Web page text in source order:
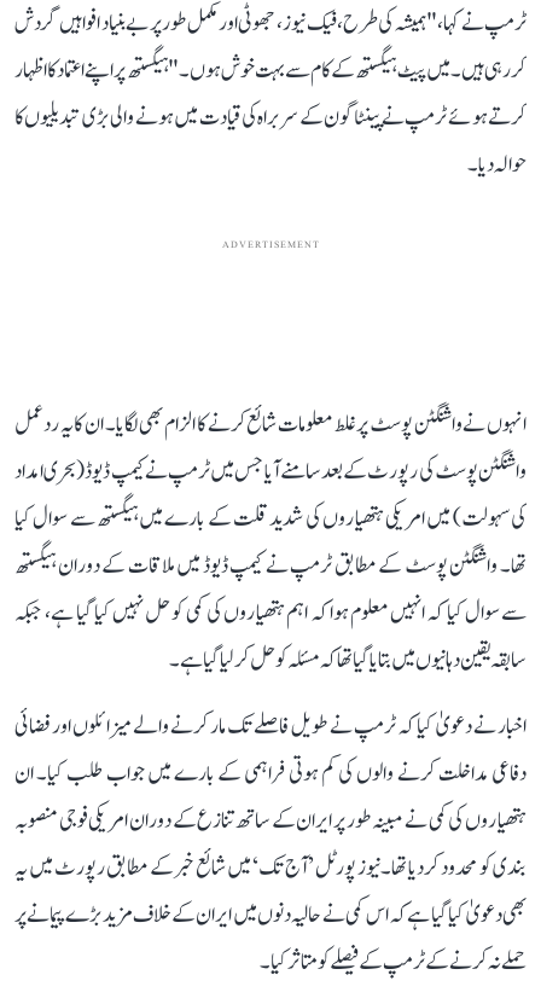
ٹرمپ نے کہا، "ہمیشہ کی طرح، فیک نیوز ، جھوٹی اور مکمل طور پر بے بنیاد افواہیں گردش
کر رہی ہیں۔ میں پیٹ ہیگستھ کے کام سے بہت خوش ہوں۔" ہیگستھ پر اپنے اعتماد کا اظہار
کرتے ہوئے ٹرمپ نے پینٹاگون کے سربراہ کی قیادت میں ہونے والی بڑی تبدیلیوں کا
حوالہ دیا۔
ADVERTISEMENT
انہوں نے واشنگٹن پوسٹ پر غلط معلومات شائع کرنے کا الزام بھی لگایا۔ ان کا یہ ردعمل
واشنگٹن پوسٹ کی رپورٹ کے بعد سامنے آیا جس میں ٹرمپ نے کیمپ ڈیوڈ (بحری امداد
کی سہولت) میں امریکی ہتھیاروں کی شدید قلت کے بارے میں ہیگستھ سے سوال کیا
تھا۔ واشنگٹن پوسٹ کے مطابق ٹرمپ نے کیمپ ڈیوڈ میں ملاقات کے دوران ہیگستھ
سے سوال کیا کہ انہیں معلوم ہوا کہ اہم ہتھیاروں کی کمی کو حل نہیں کیا گیا ہے، جبکہ
سابقہ ​​یقین دہانیوں میں بتا یا گیا تھا کہ مسئلہ کو حل کر لیا گیا ہے۔
اخبار نے دعویٰ کیا کہ ٹرمپ نے طویل فاصلے تک مار کرنے والے میزائلوں اور فضائی
دفاعی مداخلت کرنے والوں کی کم ہوتی فراہمی کے بارے میں جواب طلب کیا۔ ان
ہتھیاروں کی کمی نے مبینہ طور پر ایران کے ساتھ تنازع کے دوران امریکی فوجی منصوبہ
بندی کو محدود کر دیا تھا۔نیوز پورٹل ’آج تک‘ میں شائع خبر کے مطابق رپورٹ میں یہ
بھی دعویٰ کیا گیا ہے کہ اس کمی نے حالیہ دنوں میں ایران کے خلاف مزید بڑے پیمانے پر
حملے نہ کرنے کے ٹرمپ کے فیصلے کو متاثر کیا۔